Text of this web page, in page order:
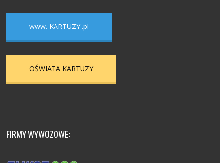
www. KARTUZY .pl
OŚWIATA KARTUZY
FIRMY WYWOZOWE: